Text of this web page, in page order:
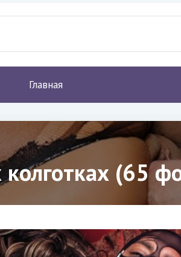
Главная
(65